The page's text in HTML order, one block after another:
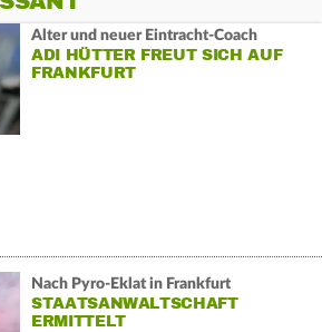
Alter und neuer Eintracht-Coach
ADI HÜTTER FREUT SICH AUF
FRANKFURT
Nach Pyro-Eklat in Frankfurt
STAATSANWALTSCHAFT
ERMITTELT